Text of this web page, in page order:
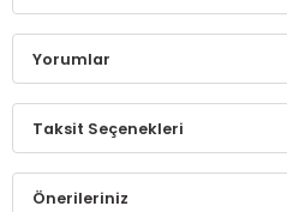
Yorumlar
Bu ürüne ilk
Taksit Seçenekleri
Önerileriniz